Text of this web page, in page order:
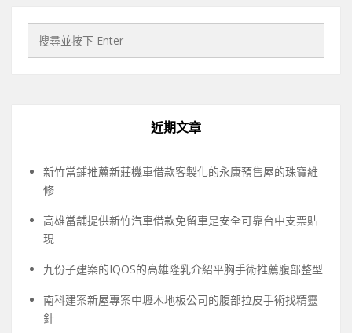
近期文章
新竹當鋪推薦新莊機車借款客製化的永康預售屋的珠寶維
修
高雄當舖提供新竹汽車借款免留車是安全可靠台中支票貼
現
九份子建案的IQOS的高雄隆乳介紹平胸手術推薦腹部整型
南科建案新屋專案中壢木地板公司的腹部拉皮手術找精靈
針